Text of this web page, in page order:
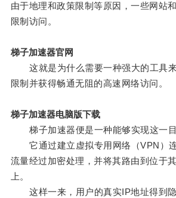
由于地理和政策限制等原因，一些网站
限制访问。
梯子加速器官网
这就是为什么需要一种强大的工具
限制并获得畅通无阻的高速网络访问。
梯子加速器电脑版下载
梯子加速器便是一种能够实现这一目
它通过建立虚拟专用网络（VPN）
流量经过加密处理，并将其路由到位于
上。
这样一来，用户的真实IP地址得到隐